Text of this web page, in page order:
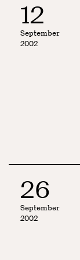
12
September
2002
26
September
2002